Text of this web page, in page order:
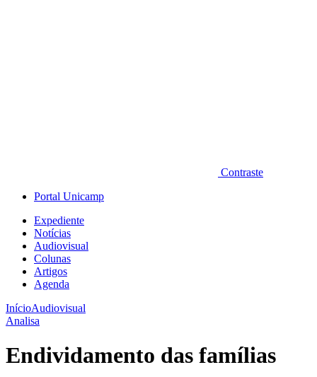
Contraste
Portal Unicamp
Expediente
Notícias
Audiovisual
Colunas
Artigos
Agenda
InícioAudiovisual
Analisa
Endividamento das famílias